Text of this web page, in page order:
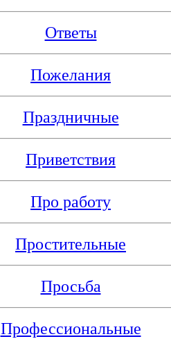
Ответы
Пожелания
Праздничные
Приветствия
Про работу
Простительные
Просьба
Профессиональные